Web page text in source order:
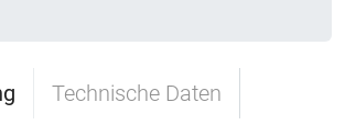
Technische Daten